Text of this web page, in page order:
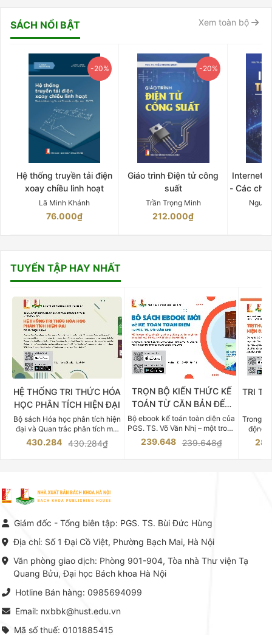
SÁCH NỔI BẬT Xem toàn bộ
-20%
Hệ thống truyền tải điện
xoay chiều linh hoạt
Lã Minh Khánh
76.000₫
-20%
Giáo trình Điện tử công
suất
Trần Trọng Minh
212.000₫
Internet
- Các
TUYỂN TẬP HAY NHẤT
HỆ THỐNG TRI THỨC HÓA
HỌC PHÂN TÍCH HIỆN ĐẠI
Bộ sách Hóa học phân tích hiện
đại và Quan trắc phân tích môi
trường của Cố Giáo sư, Tiến sĩ
Phạm Luận là một trong những
vực Hóa học phân tích tại Việt
Nam hiện nay. Bộ sách mang
đến một hệ thống tri thức hoàn
thuật thực hành -> Ứng dụng
khoa Hà Nội ấn hành cả hai
430.284 430.284₫
TRỌN BỘ KIẾN THỨC KẾ
TOÁN TỪ CĂN BẢN ĐẾN
CHUYÊN SÂU
Bộ ebook kế toán toàn diện của
PGS. TS. Võ Văn Nhị – một trong
những chuyên gia hàng đầu,
giàu kinh nghiệm trong lĩnh vực
239.648 239.648₫
TRI
Trong
động
việc
tế và
lý. Các
Giám đốc - Tổng biên tập: PGS. TS. Bùi Đức Hùng
Địa chỉ: Số 1 Đại Cồ Việt, Phường Bạch Mai, Hà Nội
Văn phòng giao dịch: Phòng 901-904, Tòa nhà Thư viện Tạ
Quang Bửu, Đại học Bách khoa Hà Nội
Hotline Bán hàng: 0985694099
Email: nxbbk@hust.edu.vn
Mã số thuế: 0101885415